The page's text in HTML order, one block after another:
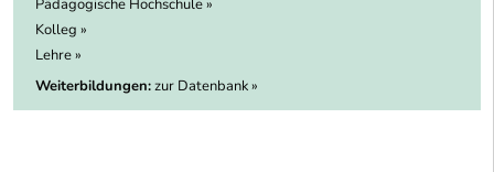
Pädagogische Hochschule »
Kolleg »
Lehre »
Weiterbildungen:zur Datenbank »